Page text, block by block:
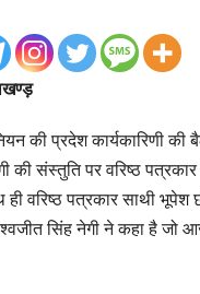
की प्रदेश कार्यकारिणी
की संस्तुति पर वरिष्ठ
ही वरिष्ठ पत्रकार साथी
सिंह नेगी ने कहा है जो